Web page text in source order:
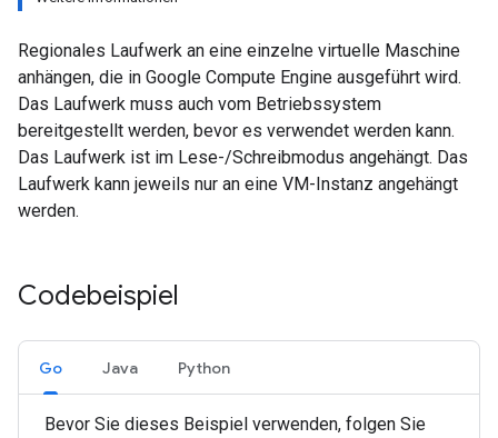
Regionales Laufwerk an eine einzelne virtuelle Maschine
anhängen, die in Google Compute Engine ausgeführt wird.
Das Laufwerk muss auch vom Betriebssystem
bereitgestellt werden, bevor es verwendet werden kann.
Das Laufwerk ist im Lese-/Schreibmodus angehängt. Das
Laufwerk kann jeweils nur an eine VM-Instanz angehängt
werden.
Codebeispiel
Go Java Python
Bevor Sie dieses Beispiel verwenden, folgen Sie